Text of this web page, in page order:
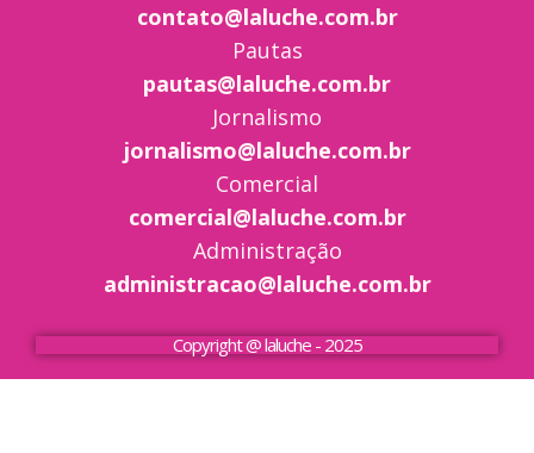
contato@laluche.com.br
Pautas
pautas@laluche.com.br
Jornalismo
jornalismo@laluche.com.br
Comercial
comercial@laluche.com.br
Administração
administracao@laluche.com.br
Copyright @ laluche - 2025